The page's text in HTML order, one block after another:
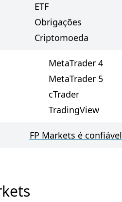
ETF
Obrigações
Criptomoeda
MetaTrader 4
MetaTrader 5
cTrader
TradingView
FP Markets é confiável